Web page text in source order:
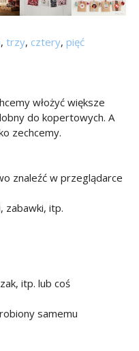
, trzy, cztery, pięć
włożyć większe
do kopertowych. A
zechcemy.
znaleźć w przeglądarce
zabawki, itp.
itp. lub coś
samemu